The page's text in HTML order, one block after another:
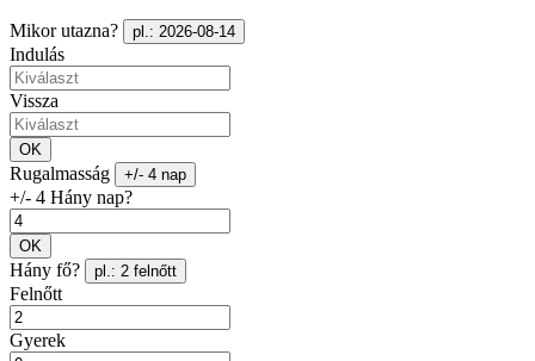
Mikor utazna? pl.: 2026-08-14
Indulás
Vissza
OK
Rugalmasság +/- 4 nap
+/- 4 Hány nap?
OK
Hány fő? pl.: 2 felnőtt
Felnőtt
Gyerek